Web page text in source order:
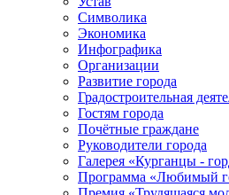
Символика
Экономика
Инфографика
Организации
Развитие города
Градостроительная
Гостям города
Почётные граждане
Руководители города
Галерея «Курганцы -
Программа «Любимый